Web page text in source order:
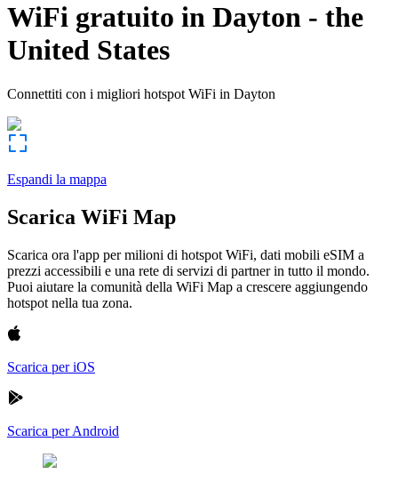
WiFi gratuito in Dayton - the
United States
Connettiti con i migliori hotspot WiFi in Dayton
Espandi la mappa
Scarica WiFi Map
Scarica ora l'app per milioni di hotspot WiFi, dati mobili eSIM a
prezzi accessibili e una rete di servizi di partner in tutto il mondo.
Puoi aiutare la comunità della WiFi Map a crescere aggiungendo
hotspot nella tua zona.
Scarica per iOS
Scarica per Android